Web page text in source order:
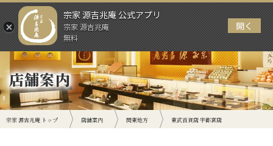
宗家 源吉兆庵 公式アプリ
宗家 源吉兆庵
無料
開く
メニュー
店舗案内
宗家 源吉兆庵 トップ 店舗案内 関東地方 東武百貨店 宇都宮店